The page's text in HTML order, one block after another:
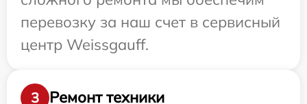
перевозку за наш счет в сервисный
центр Weissgauff.
3
Ремонт техники